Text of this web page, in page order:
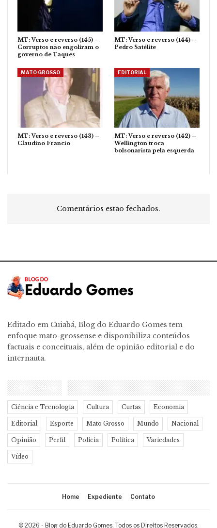
MT: Verso e reverso (145) –
Corruptos não engoliram o
governo de Taques
MT: Verso e reverso (144) –
Pedro Satélite
MATO GROSSO
MT: Verso e reverso (143) –
Claudino Francio
EDITORIAL
MT: Verso e reverso (142) –
Wellington troca
bolsonarista pela esquerda
Comentários estão fechados.
Editado em Cuiabá, Blog do Eduardo Gomes tem
enfoque mato-grossense e disponibiliza conteúdos
factuais e conceituais, além de opinião editorial e do
internauta.
CATEGORIAS
Ciência e Tecnologia Cultura Curtas Economia
Editorial Esporte Mato Grosso Mundo Nacional
Opinião Perfil Polícia Política Variedades
Vídeo
Home Expediente Contato
© 2026 - Blog do Eduardo Gomes. Todos os Direitos Reservados.